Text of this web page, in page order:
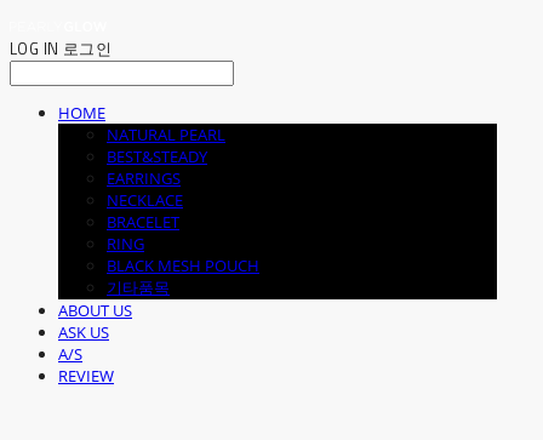
LOG IN 로그인
HOME
NATURAL PEARL
BEST&STEADY
EARRINGS
NECKLACE
BRACELET
RING
BLACK MESH POUCH
기타품목
ABOUT US
ASK US
A/S
REVIEW